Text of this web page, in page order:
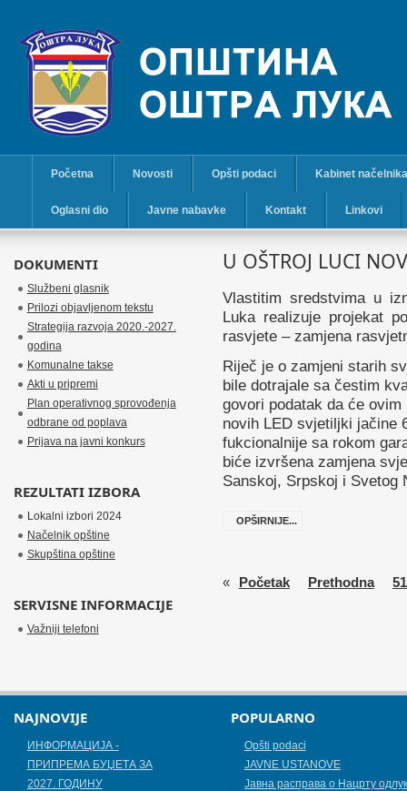
Početna Novosti Opšti podaci Kabinet načelnika
Oglasni dio Javne nabavke Kontakt Linkovi
U OŠTROJ LUCI
Vlastitim sredstvima u
Luka realizuje projekat
rasvjete – zamjena
Riječ je o zamjeni starih
bile dotrajale sa čestim
govori podatak da će
novih LED svjetiljki jačine
fukcionalnije sa rokom
biće izvršena zamjena
Sanskoj, Srpskoj i Svetog
OPŠIRNIJE...
« Početak Prethodna 51
DOKUMENTI
Službeni glasnik
Prilozi objavljenom tekstu
Strategija razvoja 2020.-2027.
godina
Komunalne takse
Akti u pripremi
Plan operativnog sprovođenja
odbrane od poplava
Prijava na javni konkurs
REZULTATI IZBORA
Lokalni izbori 2024
Načelnik opštine
Skupština opštine
SERVISNE INFORMACIJE
Važniji telefoni
NAJNOVIJE
ИНФОРМАЦИЈА -
ПРИПРЕМА БУЏЕТА ЗА
2027. ГОДИНУ
POPULARNO
Opšti podaci
JAVNE USTANOVE
Јавна расправа о Нацрту